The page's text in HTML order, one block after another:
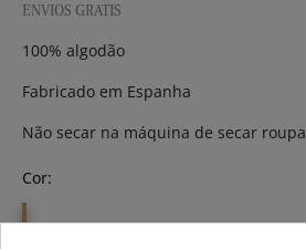
ENVIOS GRATIS
100% algodão
Fabricado em Espanha
Não secar na máquina de secar roupa
Cor: